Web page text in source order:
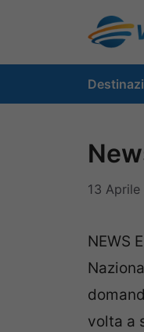
contenuto
13 Aprile
NEWS
volta a